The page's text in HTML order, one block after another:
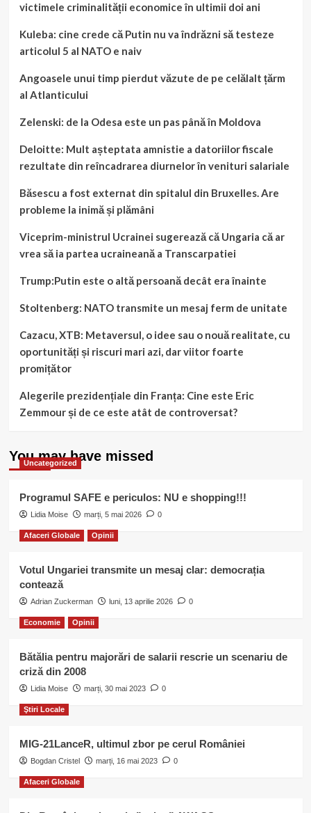
victimele criminalității economice în ultimii doi ani
Kuleba: cine crede că Putin nu va îndrăzni să testeze
articolul 5 al NATO e naiv
Angoasele unui timp pierdut văzute de pe celălalt țărm
al Atlanticului
Zelenski: de la Odesa este un pas până în Moldova
Deloitte: Mult așteptata amnistie a datoriilor fiscale
rezultate din reîncadrarea diurnelor în venituri salariale
Băsescu a fost externat din spitalul din Bruxelles. Are
probleme la inimă și plămâni
Viceprim-ministrul Ucrainei sugerează că Ungaria că ar
vrea să ia partea ucraineană a Transcarpatiei
Trump:Putin este o altă persoană decât era înainte
Stoltenberg: NATO transmite un mesaj ferm de unitate
Cazacu, XTB: Metaversul, o idee sau o nouă realitate, cu
oportunități și riscuri mari azi, dar viitor foarte
promițător
Alegerile prezidențiale din Franța: Cine este Eric
Zemmour și de ce este atât de controversat?
You may have missed
Uncategorized
Programul SAFE e periculos: NU e shopping!!!
Lidia Moise marți, 5 mai 2026 0
Afaceri Globale Opinii
Votul Ungariei transmite un mesaj clar: democrația
contează
Adrian Zuckerman luni, 13 aprilie 2026 0
Economie Opinii
Bătălia pentru majorări de salarii rescrie un scenariu de
criză din 2008
Lidia Moise marți, 30 mai 2023 0
Ştiri Locale
MIG-21LanceR, ultimul zbor pe cerul României
Bogdan Cristel marți, 16 mai 2023 0
Afaceri Globale